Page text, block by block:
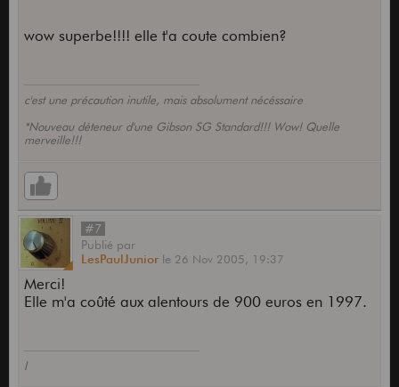
wow superbe!!!! elle t'a coute combien?
c'est une précaution inutile, mais absolument nécéssaire
*Nouveau déteneur d'une Gibson SG Standard!!! Wow! Quelle
merveille!!!
#7
Publié par
LesPaulJunior le 26 Nov 2005, 19:37
Merci!
Elle m'a coûté aux alentours de 900 euros en 1997.
l